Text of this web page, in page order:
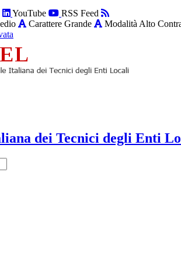
YouTube
RSS Feed
Carattere Grande Modalità Alto
dei Tecnici degli Enti